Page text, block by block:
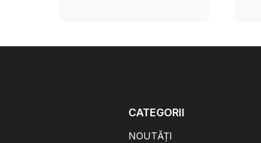
CATEGORII
NOUTĂȚI